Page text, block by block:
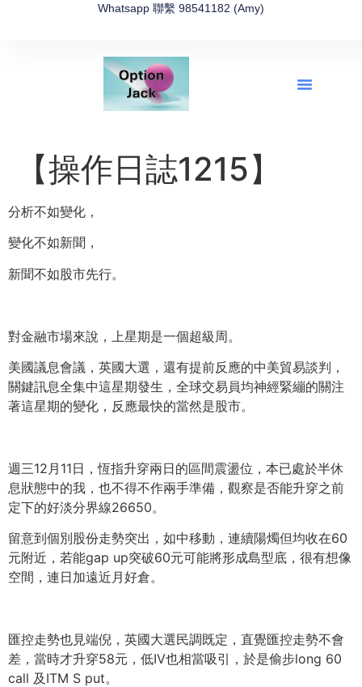
Whatsapp 聯繫 98541182 (Amy)
【操作日誌1215】
分析不如變化，
變化不如新聞，
新聞不如股市先行。
對金融市場來說，上星期是一個超級周。
美國議息會議，英國大選，還有提前反應的中美貿易談判，
關鍵訊息全集中這星期發生， 全球交易員均神經緊繃的關注
著這星期的變化， 反應最快的當然是股市。
週三12月11日，恆指升穿兩日的區間震盪位， 本已處於半休
息狀態中的我，也不得不作兩手準備， 觀察是否能升穿之前
定下的好淡分界線26650。
留意到個別股份走勢突出，如中移動， 連續陽燭但均收在60
元附近，若能gap up突破60元可能將形成島型底，很有想像
空間， 連日加遠近月好倉。
匯控走勢也見端倪，英國大選民調既定，直覺匯控走勢不會
差， 當時才升穿58元，低IV也相當吸引，於是偷步long 60
call 及ITM S put。